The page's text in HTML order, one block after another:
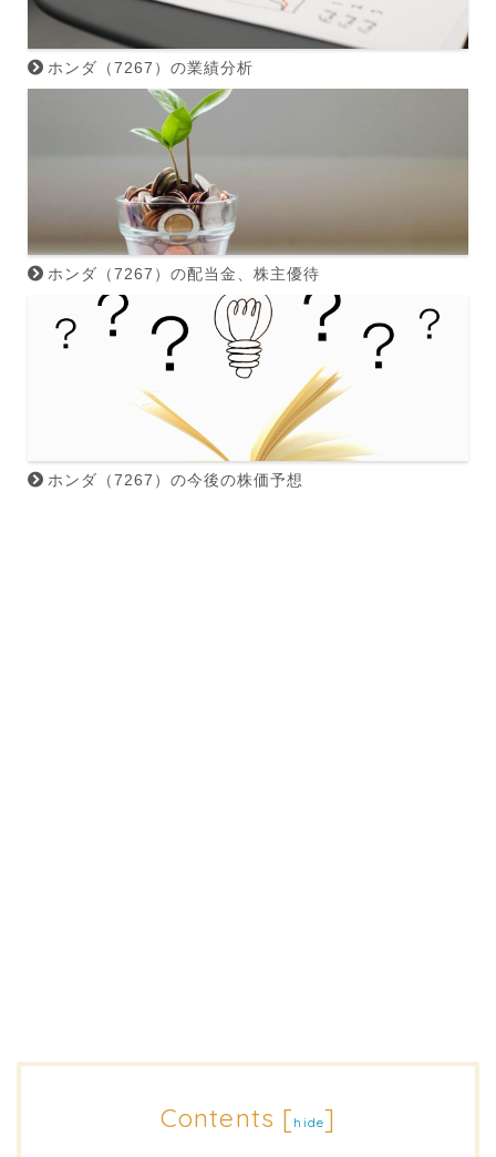
ホンダ（7267）の業績分析
ホンダ（7267）の配当金、株主優待
ホンダ（7267）の今後の株価予想
Contents [hide]